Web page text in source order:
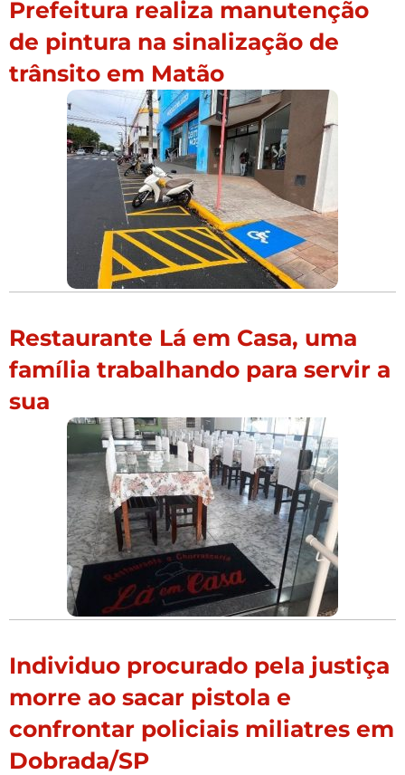
Prefeitura realiza manutenção
de pintura na sinalização de
trânsito em Matão
Restaurante Lá em Casa, uma
família trabalhando para servir a
sua
Individuo procurado pela justiça
morre ao sacar pistola e
confrontar policiais miliatres em
Dobrada/SP